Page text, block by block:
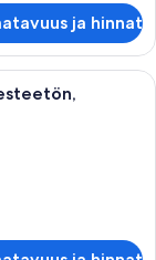
ja hinnat
jossa on kaksi